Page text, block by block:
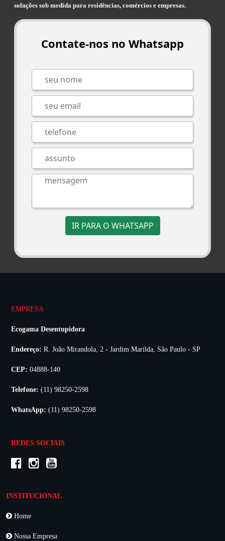
soluções sob medida para residências, comércios e empresas.
Contate-nos no Whatsapp
IR PARA O WHATSAPP
EMPRESA
Ecogama Desentupidora
Endereço: R. João Mirandola, 2 - Jardim Marilda, São Paulo - SP
CEP: 04888-140
Telefone: (11) 98250-2598
WhatsApp: (11) 98250-2598
REDES SOCIAIS
INSTITUCIONAL
Home
Nossa Empresa